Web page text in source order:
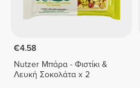
€4.58
Nutzer Μπάρα - Φιστίκι &
Λευκή Σοκολάτα x 2